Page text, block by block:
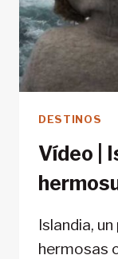
DESTINOS
Vídeo |
Islandia,
hermosas